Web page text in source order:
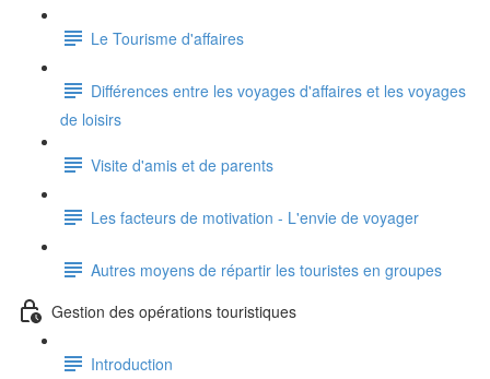
Le Tourisme d'affaires
Différences entre les voyages d'affaires et les voyages
de loisirs
Visite d'amis et de parents
Les facteurs de motivation - L'envie de voyager
Autres moyens de répartir les touristes en groupes
Gestion des opérations touristiques
Introduction